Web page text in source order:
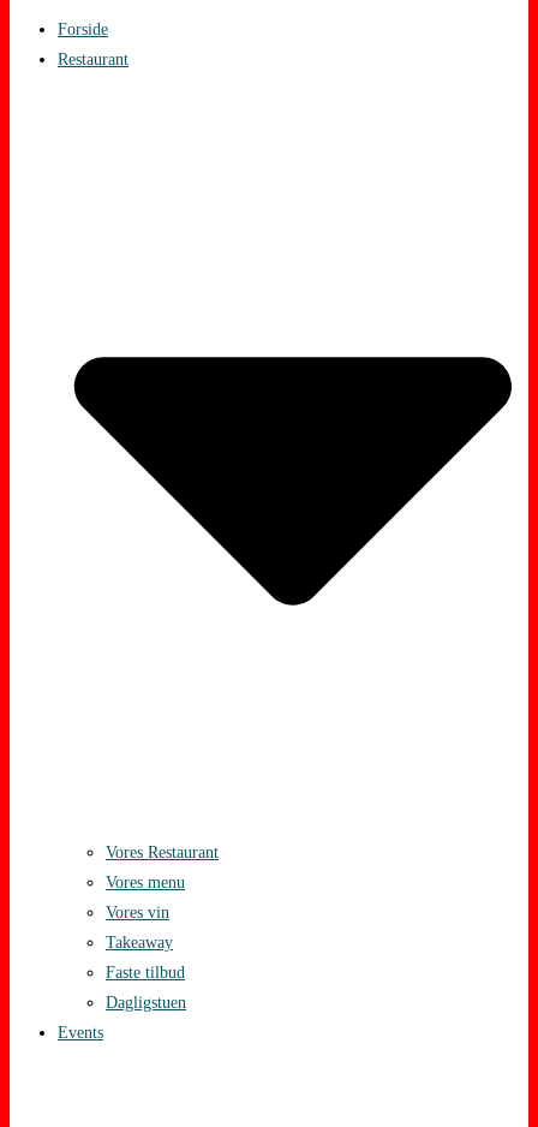
Forside
Restaurant
Vores Restaurant
Vores menu
Vores vin
Takeaway
Faste tilbud
Dagligstuen
Events